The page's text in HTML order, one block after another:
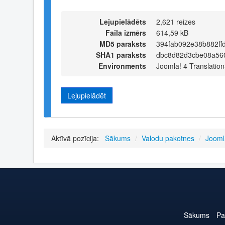
Lejupielādēts
2,621 reizes
Faila izmērs
614,59 kB
MD5 paraksts
SHA1 paraksts
Environments
Joomla! 4
Lejupielādēt
Aktīvā pozīcija: Sākums / Valodu pakotnes /
Sākums